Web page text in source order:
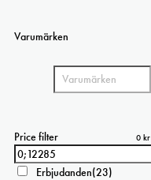
Varumärken
Price filter 0 kr
Erbjudanden(23)